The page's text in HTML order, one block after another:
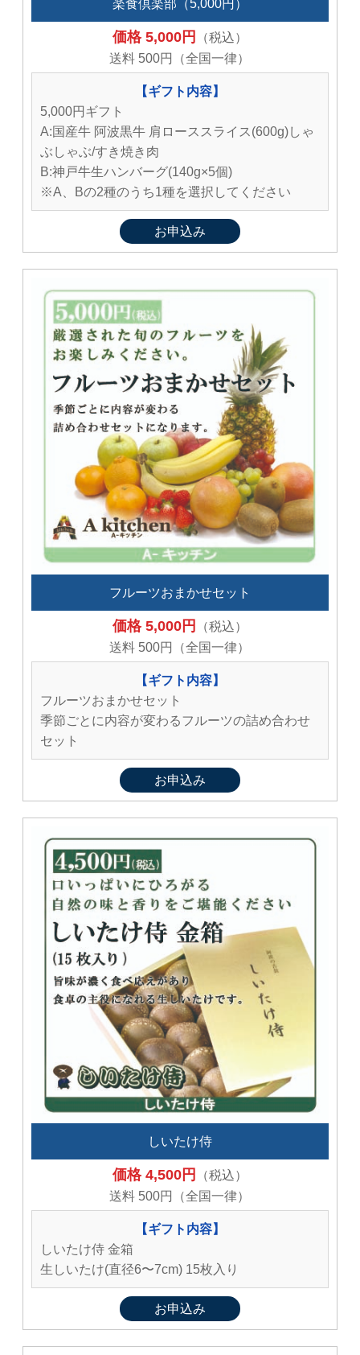
楽食倶楽部（5,000円）
価格 5,000円
（税込）
送料 500円（全国一律）
【ギフト内容】
5,000円ギフト
A:国産牛 阿波黒牛 肩ローススライス(600g)しゃ
ぶしゃぶ/すき焼き肉
B:神戸牛生ハンバーグ(140g×5個)
※A、Bの2種のうち1種を選択してください
お申込み
フルーツおまかせセット
価格 5,000円
（税込）
送料 500円（全国一律）
【ギフト内容】
フルーツおまかせセット
季節ごとに内容が変わるフルーツの詰め合わせ
セット
お申込み
しいたけ侍
価格 4,500円
（税込）
送料 500円（全国一律）
【ギフト内容】
しいたけ侍 金箱
生しいたけ(直径6〜7cm) 15枚入り
お申込み